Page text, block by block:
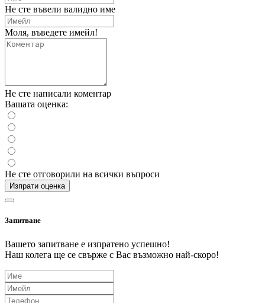
Не сте въвели валидно име
Моля, въведете имейл!
Не сте написали коментар
Вашата оценка:
Не сте отговорили на всички въпроси
Изпрати оценка
Запитване
Вашето запитване е изпратено успешно!
Наш колега ще се свърже с Вас възможно най-скоро!